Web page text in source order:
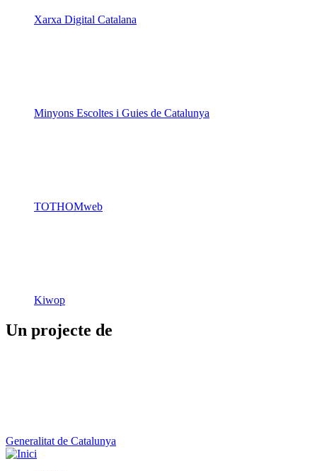
Xarxa Digital Catalana
Minyons Escoltes i Guies de Catalunya
TOTHOMweb
Kiwop
Un projecte de
Generalitat de Catalunya